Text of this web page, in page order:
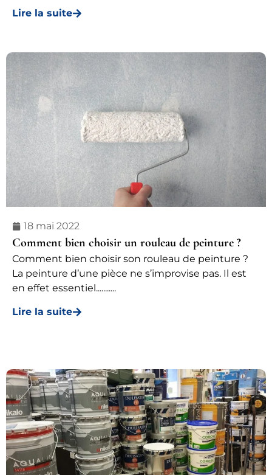
Lire la suite
18 mai 2022
Comment bien choisir un rouleau de peinture ?
Comment bien choisir son rouleau de peinture ?
La peinture d’une pièce ne s’improvise pas. Il est
en effet essentiel...........
Lire la suite